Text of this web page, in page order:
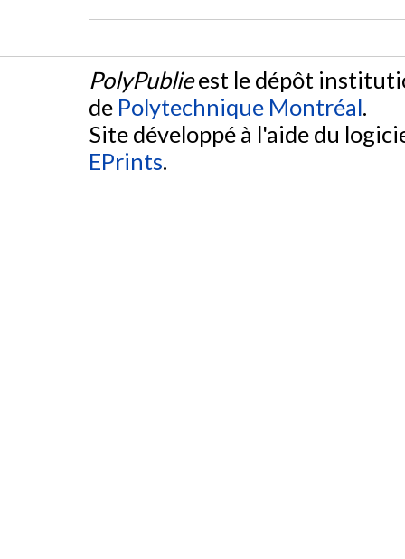
PolyPublieest le dépôt
de Polytechnique Montréal.
Site développé à l'aide du
EPrints.